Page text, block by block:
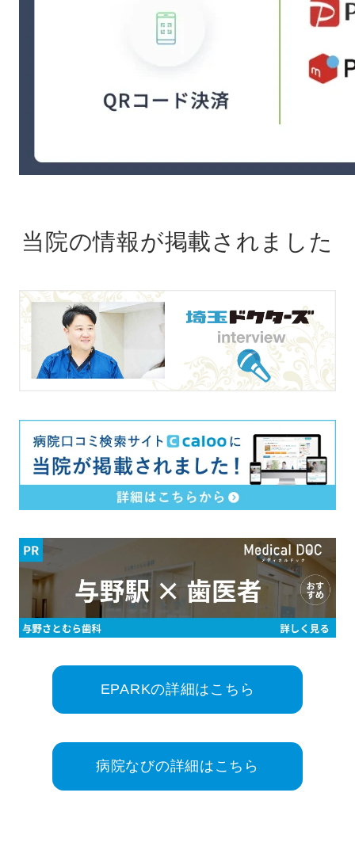
当院の情報が掲載されました
EPARKの詳細はこちら
病院なびの詳細はこちら